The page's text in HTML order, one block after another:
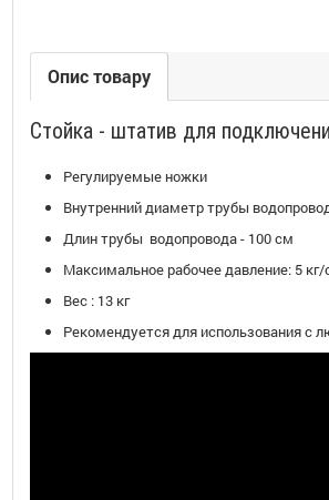
Опис товару
Стойка - штатив для
Регулируемые ножки
Внутренний диаметр трубы
Длин трубы водопровода - 100 см
Максимальное рабочее давление: 5
Вес : 13 кг
Рекомендуется для использования с